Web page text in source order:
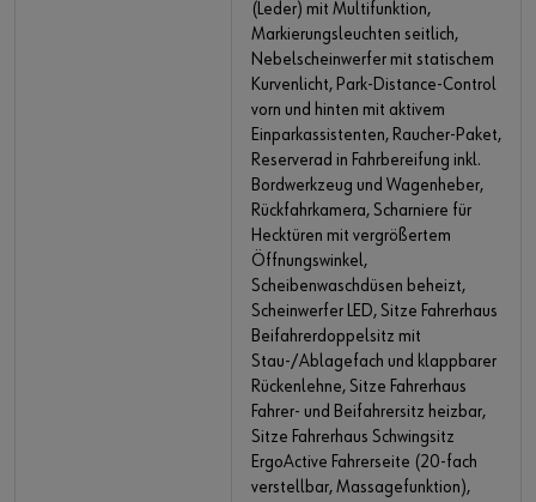
(Leder) mit Multifunktion,
Markierungsleuchten seitlich,
Nebelscheinwerfer mit statischem
Kurvenlicht, Park-Distance-Control
vorn und hinten mit aktivem
Einparkassistenten, Raucher-Paket,
Reserverad in Fahrbereifung inkl.
Bordwerkzeug und Wagenheber,
Rückfahrkamera, Scharniere für
Hecktüren mit vergrößertem
Öffnungswinkel,
Scheibenwaschdüsen beheizt,
Scheinwerfer LED, Sitze Fahrerhaus
Beifahrerdoppelsitz mit
Stau-/Ablagefach und klappbarer
Rückenlehne, Sitze Fahrerhaus
Fahrer- und Beifahrersitz heizbar,
Sitze Fahrerhaus Schwingsitz
ErgoActive Fahrerseite (20-fach
verstellbar, Massagefunktion),